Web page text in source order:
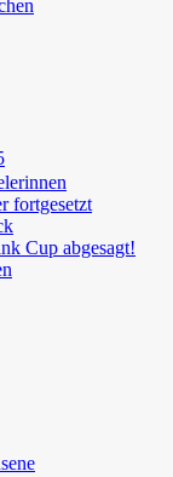
fortgesetzt
Cup abgesagt!